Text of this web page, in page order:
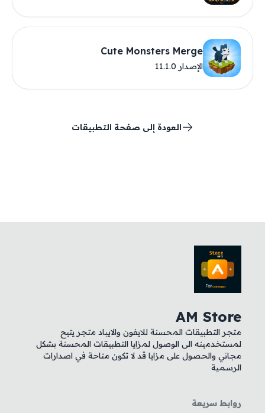
Cute Monsters Merge
الإصدار 11.1.0
العودة إلى صفحة التطبيقات
AM Store
متجر التطبيقات المحسنة للايفون والايباد متجر يتيح
لمستخدمينه الى الوصول لمزايا التطبيقات المحسنة بشكل
مجاني والحصول على مزايا قد لا تكون متاحة في اصدارات
الرسمية
روابط سريعة